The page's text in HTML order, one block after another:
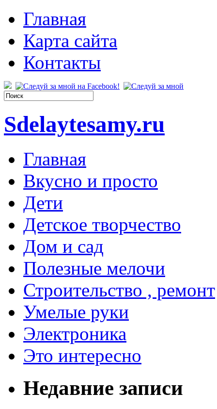
Главная
Карта сайта
Контакты
Sdelaytesamy.ru
Главная
Вкусно и просто
Дети
Детское творчество
Дом и сад
Полезные мелочи
Строительство , ремонт
Умелые руки
Электроника
Это интересно
Недавние записи